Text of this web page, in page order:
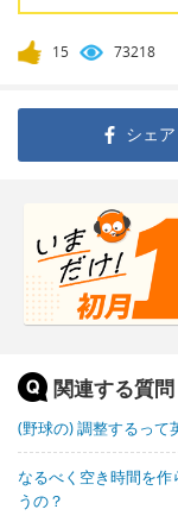
15 73218
シェア
関連する質問
(野球の) 調整するって
なるべく空き時間を
うの？